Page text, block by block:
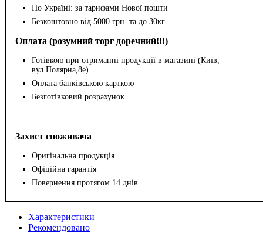
По Україні: за тарифами Нової пошти
Безкоштовно від 5000 грн. та до 30кг
Оплата (розумний торг доречний!!!)
Готівкою при отриманні продукції в магазині (Київ,
вул.Полярна,8е)
Оплата банківською карткою
Безготівковий розрахунок
Захист споживача
Оригінальна продукція
Офіційна гарантія
Повернення протягом 14 днів
Характеристики
Рекомендовано